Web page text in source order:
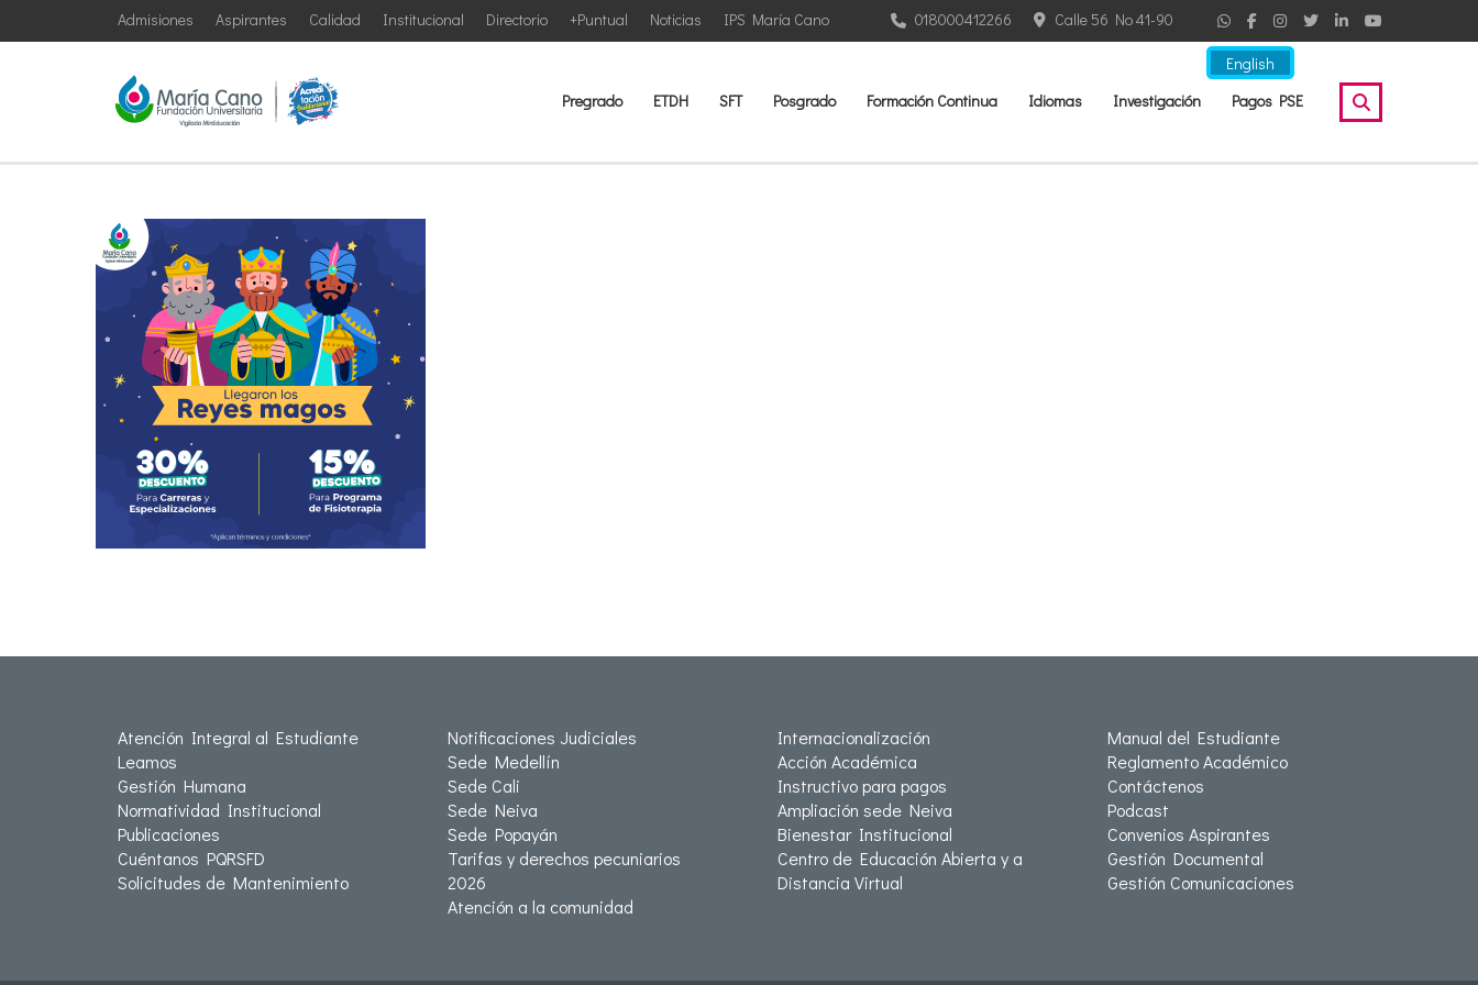
English
IPS María Cano
Noticias
+Puntual
Directorio
Institucional
Calidad
Aspirantes
Admisiones Calle 56 No 41-90
018000412266
Pregrado ETDH SFT Posgrado Formación Continua Idiomas Investigación Pagos PSE
Atención Integral al Estudiante
Leamos
Gestión Humana
Normatividad Institucional
Publicaciones
Cuéntanos PQRSFD
Solicitudes de Mantenimiento
Notificaciones Judiciales
Sede Medellín
Sede Cali
Sede Neiva
Sede Popayán
Tarifas y derechos pecuniarios
2026
Atención a la comunidad
Internacionalización
Acción Académica
Instructivo para pagos
Ampliación sede Neiva
Bienestar Institucional
Centro de Educación Abierta y a
Distancia Virtual
Manual del Estudiante
Reglamento Académico
Contáctenos
Podcast
Convenios Aspirantes
Gestión Documental
Gestión Comunicaciones